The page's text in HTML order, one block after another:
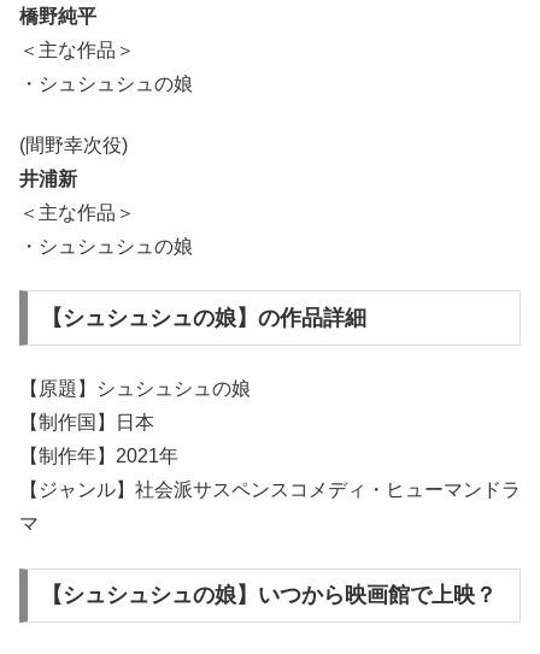
橋野純平
＜主な作品＞
・シュシュシュの娘
(間野幸次役)
井浦新
＜主な作品＞
・シュシュシュの娘
【シュシュシュの娘】の作品詳細
【原題】シュシュシュの娘
【制作国】日本
【制作年】2021年
【ジャンル】社会派サスペンスコメディ・ヒューマンドラ
マ
【シュシュシュの娘】いつから映画館で上映？